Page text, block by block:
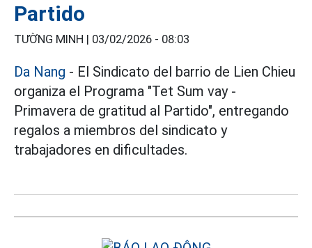
Partido
TƯỜNG MINH | 03/02/2026 - 08:03
Da Nang - El Sindicato del barrio de Lien Chieu
organiza el Programa "Tet Sum vay -
Primavera de gratitud al Partido", entregando
regalos a miembros del sindicato y
trabajadores en dificultades.